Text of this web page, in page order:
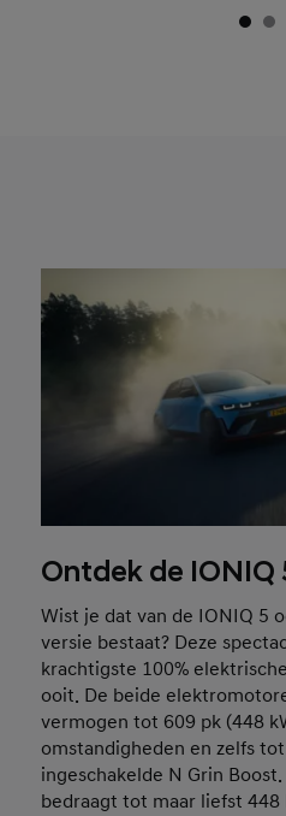
Ontdek de IONIQ
Wist je dat van de IONIQ 5
versie bestaat? Deze
krachtigste 100%
ooit. De beide
vermogen tot 609 pk (448
omstandigheden en zelfs
ingeschakelde N Grin
bedraagt tot maar liefst 448